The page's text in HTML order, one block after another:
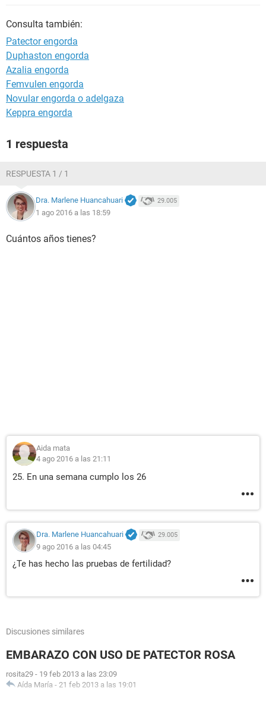
Consulta también:
Patector engorda
Duphaston engorda
Azalia engorda
Femvulen engorda
Novular engorda o adelgaza
Keppra engorda
1 respuesta
RESPUESTA 1 / 1
Dra. Marlene Huancahuari 29.005
1 ago 2016 a las 18:59
Cuántos años tienes?
Aida mata
4 ago 2016 a las 21:11
25. En una semana cumplo los 26
Dra. Marlene Huancahuari 29.005
9 ago 2016 a las 04:45
¿Te has hecho las pruebas de fertilidad?
Discusiones similares
EMBARAZO CON USO DE PATECTOR ROSA
rosita29 - 19 feb 2013 a las 23:09
Aída María - 21 feb 2013 a las 19:01